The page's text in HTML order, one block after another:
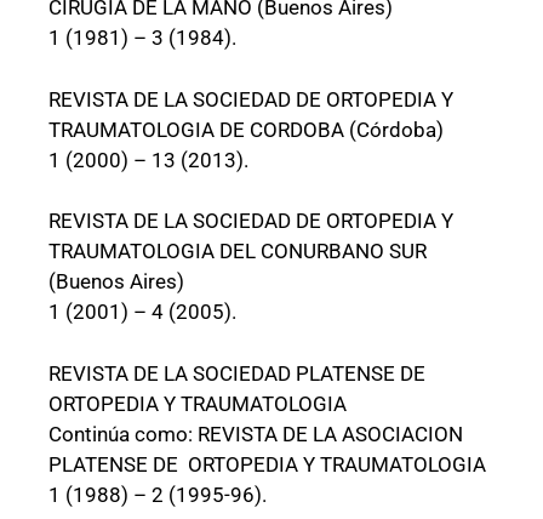
CIRUGIA DE LA MANO (Buenos Aires)
1 (1981) – 3 (1984).
REVISTA DE LA SOCIEDAD DE ORTOPEDIA Y
TRAUMATOLOGIA DE CORDOBA (Córdoba)
1 (2000) – 13 (2013).
REVISTA DE LA SOCIEDAD DE ORTOPEDIA Y
TRAUMATOLOGIA DEL CONURBANO SUR
(Buenos Aires)
1 (2001) – 4 (2005).
REVISTA DE LA SOCIEDAD PLATENSE DE
ORTOPEDIA Y TRAUMATOLOGIA
Continúa como: REVISTA DE LA ASOCIACION
PLATENSE DE ORTOPEDIA Y TRAUMATOLOGIA
1 (1988) – 2 (1995-96).